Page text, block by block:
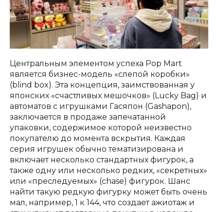
Центральным элементом успеха Pop Mart
является бизнес-модель «слепой коробки»
(blind box). Эта концепция, заимствованная у
японских «счастливых мешочков» (Lucky Bag) и
автоматов с игрушками Гасяпон (Gashapon),
заключается в продаже запечатанной
упаковки, содержимое которой неизвестно
покупателю до момента вскрытия. Каждая
серия игрушек обычно тематизирована и
включает несколько стандартных фигурок, а
также одну или несколько редких, «секретных»
или «преследуемых» (chase) фигурок. Шанс
найти такую редкую фигурку может быть очень
мал, например, 1 к 144, что создает ажиотаж и